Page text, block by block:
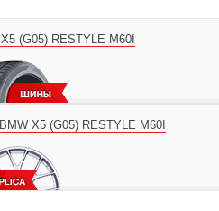
(G05) RESTYLE M60I
X5 (G05) RESTYLE M60I